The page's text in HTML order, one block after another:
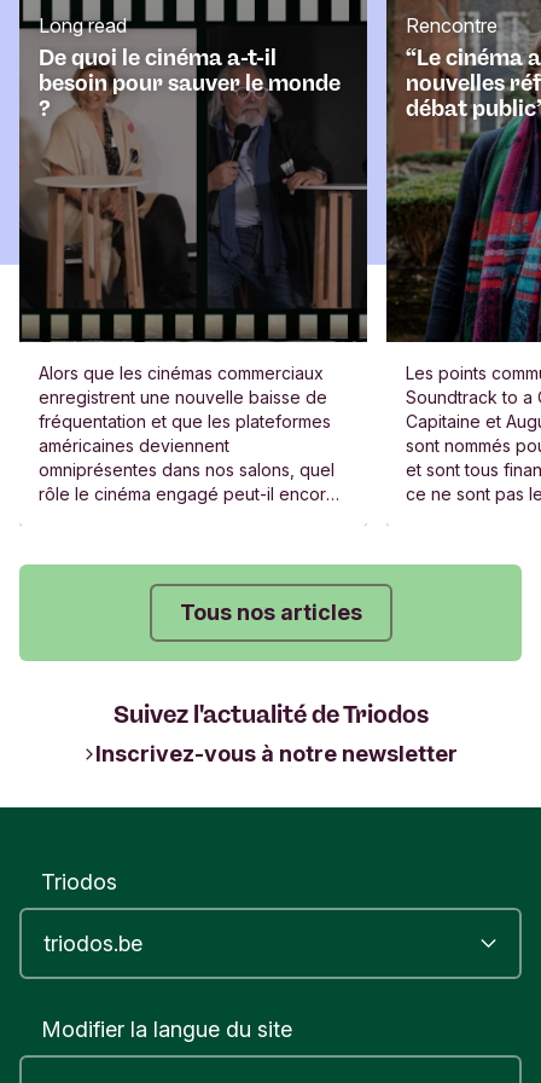
De quoi le cinéma a-t-il
besoin pour sauver le monde
?
Long read
Alors que les cinémas commerciaux
enregistrent une nouvelle baisse de
fréquentation et que les plateformes
américaines deviennent
omniprésentes dans nos salons, quel
rôle le cinéma engagé peut-il encore
cinéastes engagés.
“Le cinéma
nouvelles
débat
Rencontre
Les points
Soundtrack to a
Capitaine et
sont nommés
et sont tous
ce ne sont pas
Tous nos articles
Suivez l'actualité de Triodos
Inscrivez-vous à notre newsletter
Triodos
Modifier la langue du site